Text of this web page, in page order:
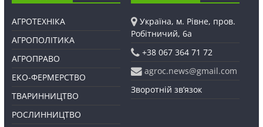
АГРОТЕХНІКА
АГРОПОЛІТИКА
АГРОПРАВО
ЕКО-ФЕРМЕРСТВО
ТВАРИННИЦТВО
РОСЛИННИЦТВО
Україна, м. Рівне, пров.
Робітничий, 6а
+38 067 364 71 72
agroc.news@gmail.com
Зворотній зв’язок